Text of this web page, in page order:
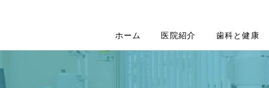
ホーム 医院紹介 歯科と健康